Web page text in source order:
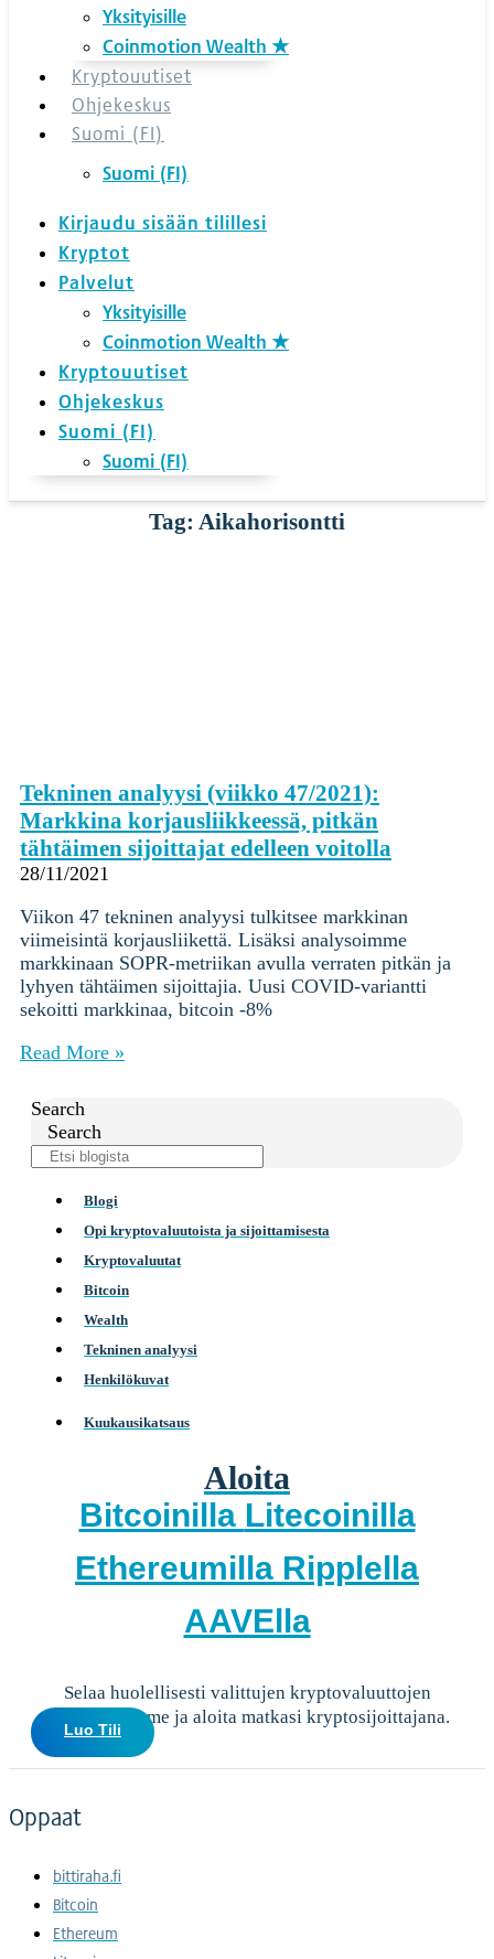
Yksityisille
Coinmotion Wealth ★
Kryptouutiset
Ohjekeskus
Suomi (FI)
Suomi (FI)
Kirjaudu sisään tilillesi
Kryptot
Palvelut
Yksityisille
Coinmotion Wealth ★
Kryptouutiset
Ohjekeskus
Suomi (FI)
Suomi (FI)
Tag: Aikahorisontti
Tekninen analyysi (viikko 47/2021):
Markkina korjausliikkeessä, pitkän
tähtäimen sijoittajat edelleen voitolla
28/11/2021
Viikon 47 tekninen analyysi tulkitsee markkinan
viimeisintä korjausliikettä. Lisäksi analysoimme
markkinaan SOPR-metriikan avulla verraten pitkän ja
lyhyen tähtäimen sijoittajia. Uusi COVID-variantti
sekoitti markkinaa, bitcoin -8%
Read More »
Search
Search
Blogi
Opi kryptovaluutoista ja sijoittamisesta
Kryptovaluutat
Bitcoin
Wealth
Tekninen analyysi
Henkilökuvat
Kuukausikatsaus
Aloita
Bitcoinilla Litecoinilla
Ethereumilla Ripplella
AAVElla
Selaa huolellisesti valittujen kryptovaluuttojen
valikoimaamme ja aloita matkasi kryptosijoittajana.
Luo Tili
Oppaat
bittiraha.fi
Bitcoin
Ethereum